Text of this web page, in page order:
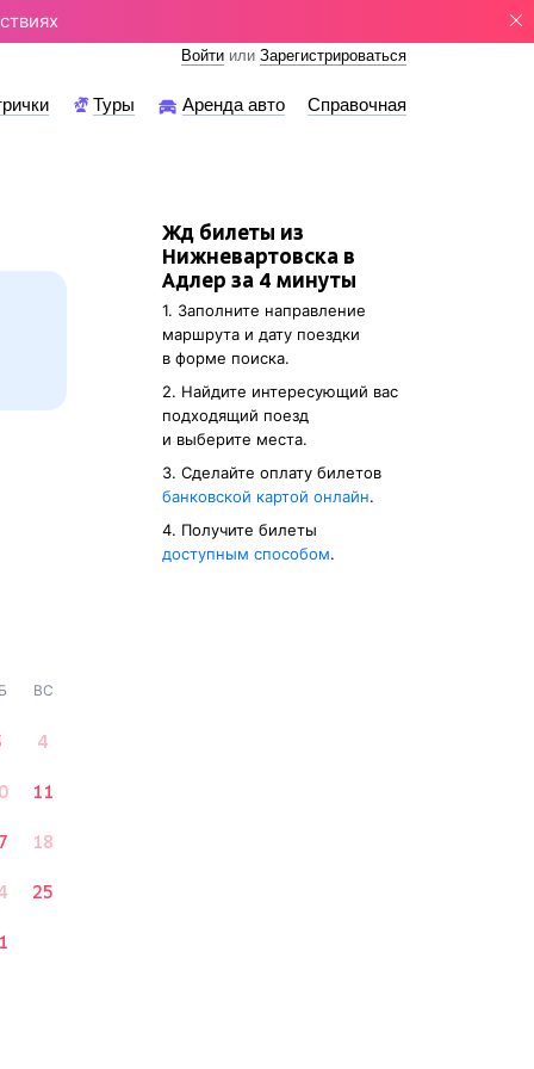
Войти или Зарегистрироваться
Туры Аренда авто Справочная
ВС
4
11
18
25
Жд билеты из
Нижневартовска в
Адлер за 4 минуты
1. Заполните направление
маршрута и дату поездки
в форме поиска.
2. Найдите интересующий вас
подходящий поезд
и выберите места.
3. Cделайте оплату билетов
банковской картой онлайн.
4. Получите билеты
доступным способом.